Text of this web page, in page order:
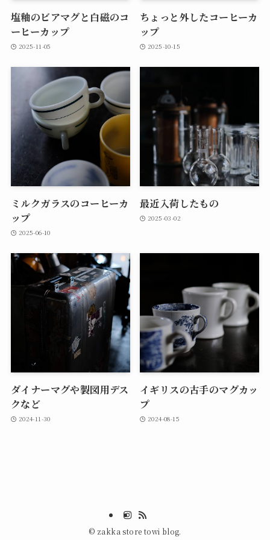
塩釉のビアマグと白磁のコ
ーヒーカップ
2025-11-05
ちょっと外したコーヒーカ
ップ
2025-10-15
ミルクガラスのコーヒーカ
ップ
2025-06-10
最近入荷したもの
2025-03-02
ダイナーマグや製図用デス
クなど
2024-11-30
イギリスの古手のマグカッ
プ
2024-08-15
© zakka store towi blog.